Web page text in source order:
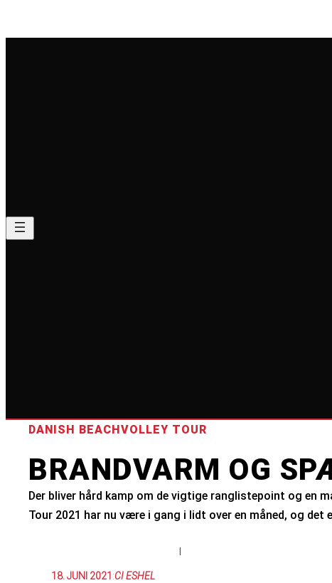
DANISH BEACHVOLLEY TOUR
BRANDVARM OG
Der bliver hård kamp om de vigtige ranglistepoint og en
Tour 2021 har nu være i gang i lidt over en måned, og
18. JUNI 2021 :CI ESHEL